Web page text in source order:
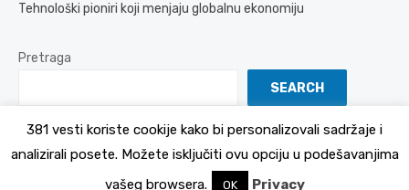
Tehnološki pioniri koji menjaju globalnu ekonomiju
Pretraga
SEARCH
Politika Privatnosti
381 vesti koriste cookije kako bi personalizovali sadržaje i
analizirali posete. Možete isključiti ovu opciju u podešavanjima
vašeg browsera.
OK Privacy